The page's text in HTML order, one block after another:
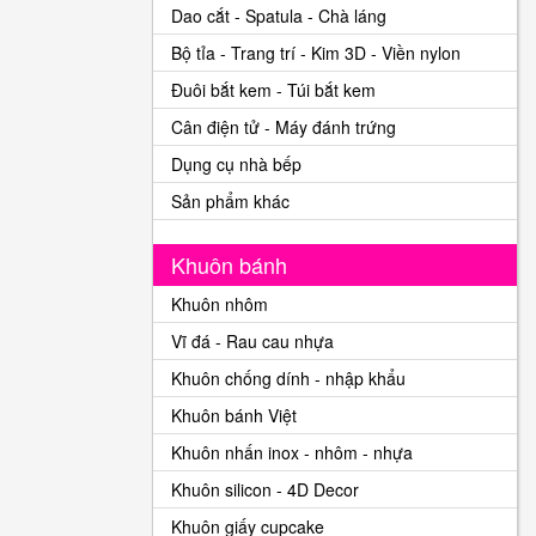
Dao cắt - Spatula - Chà láng
Bộ tỉa - Trang trí - Kim 3D - Viền nylon
Đuôi bắt kem - Túi bắt kem
Cân điện tử - Máy đánh trứng
Dụng cụ nhà bếp
Sản phẩm khác
Khuôn bánh
Khuôn nhôm
Vĩ đá - Rau cau nhựa
Khuôn chống dính - nhập khẩu
Khuôn bánh Việt
Khuôn nhấn inox - nhôm - nhựa
Khuôn silicon - 4D Decor
Khuôn giấy cupcake